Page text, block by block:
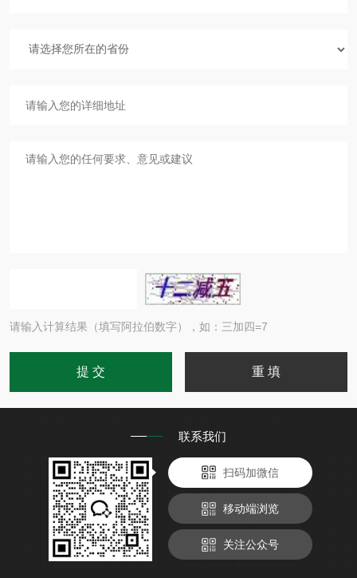
请输入计算结果（填写阿拉伯数字），如：三加四=7
联系我们
扫码加微信
移动端浏览
关注公众号